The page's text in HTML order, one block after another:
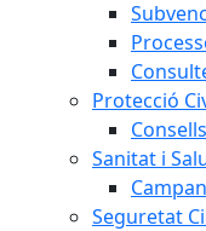
Protecció
Sanitat i
Seguretat